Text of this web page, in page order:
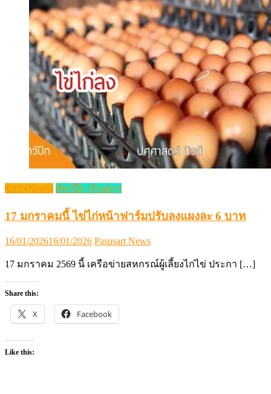
ข่าว (News) สัตว์ปีก (Poultry)
17 มกราคมนี้ ไข่ไก่หน้าฟาร์มปรับลงแผงละ 6 บาท
Posted
16/01/202616/01/2026 Author
Pasusart News
17 มกราคม 2569 นี้ เครือข่ายสหกรณ์ผู้เลี้ยงไก่ไข่ ประกา […]
Share this:
X Facebook
Like this: